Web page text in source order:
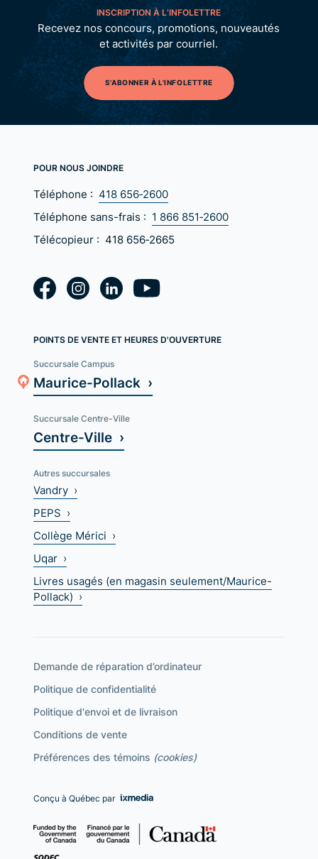
INSCRIPTION À L’INFOLETTRE
Recevez nos concours, promotions, nouveautés
et activités par courriel.
S'ABONNER À L'INFOLETTRE
POUR NOUS JOINDRE
Téléphone : 418 656‑2600
Téléphone sans-frais : 1 866 851‑2600
Télécopieur : 418 656‑2665
POINTS DE VENTE ET HEURES D'OUVERTURE
Succursale Campus
Maurice-Pollack ›
Succursale Centre-Ville
Centre-Ville ›
Autres succursales
Vandry ›
PEPS ›
Collège Mérici ›
Uqar ›
Livres usagés (en magasin seulement/Maurice-
Pollack) ›
Demande de réparation d’ordinateur
Politique de confidentialité
Politique d'envoi et de livraison
Conditions de vente
Préférences des témoins (cookies)
Conçu à Québec par